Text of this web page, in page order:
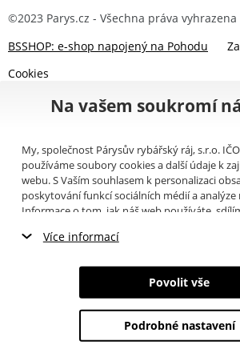
©2023 Parys.cz - Všechna práva vyhrazena
BSSHOP: e-shop napojený na Pohodu
Cookies
Na vašem soukromí
My, společnost Párysův rybářský ráj, s.r.o.
používáme soubory cookies a další údaje k
webu. S Vaším souhlasem k personalizaci
poskytování funkcí sociálních médií a
Informace o tom, jak náš web používáte,
můžete přečíst, jak tyto informace Google
poskytli nebo které získali v důsledku toho, že
služby. Tyto údaje zahrnují cookies, data z
adresu a další informace spojené s
Více informací
Nezbytné cookies
Marketingové cookies
Povolit vše
Podrobné nastavení